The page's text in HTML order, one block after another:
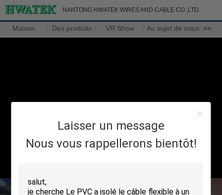
NANTONG HWATEK WIRES AND CABLE CO.,LTD.
Maison Des produits VR Show Au sujet de nous >>
Laisser un message
Nous vous rappellerons bientôt!